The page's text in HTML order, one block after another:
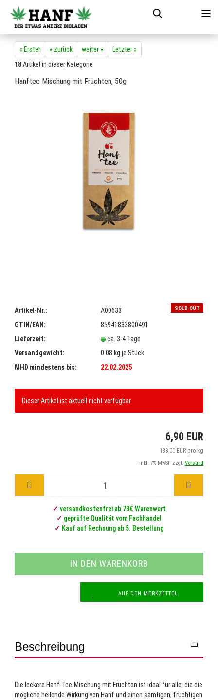
« Erster « zurück weiter »
Letzter »
18Artikel in dieser Kategorie
Hanftee Mischung mit Früchten, 50g
SOLD OUT
Artikel-Nr.:
A00633
GTIN/EAN:
85941833800491
Lieferzeit:
ca. 3-4 Tage
Versandgewicht:
0.08 kg je Stück
MHD mindestens bis:
22.02.2025
Dieser Artikel ist aktuell nicht verfügbar.
6,90 EUR
138,00 EUR pro kg
inkl. 7% MwSt. zzgl. Versand
✓ versandkostenfrei ab 78€ Warenwert
✓ geprüfte Qualität vom Fachhandel
✓ Kauf auf Rechnung ab 5. Bestellung
AUF DEN MERKZETTEL
Beschreibung
Die leckere Hanf-Tee-Mischung mit Früchten ist ideal für alle, die die
mögliche heilende Wirkung von Hanf und einen samtigen, fruchtigen